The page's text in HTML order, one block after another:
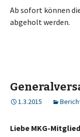
Ab sofort können
abgeholt werden.
1.3.2015
Liebe MKG-